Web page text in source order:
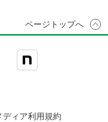
ページトップへ
ディア利用規約